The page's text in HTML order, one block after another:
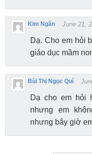
Kim Ngân June 21,
Dạ. Cho em hỏi
giáo dục mầm
Bùi Thị Ngọc Quí
Dạ cho em hỏi
nhưng em
nhưng bây giờ